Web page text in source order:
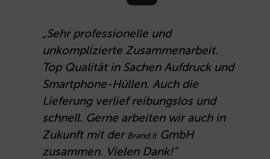
„Sehr professionelle und
unkomplizierte Zusammenarbeit.
Top Qualität in Sachen Aufdruck und
Smartphone-Hüllen. Auch die
Lieferung verlief reibungslos und
schnell. Gerne arbeiten wir auch in
Zukunft mit der Brand.itGmbH
zusammen. Vielen Dank!“